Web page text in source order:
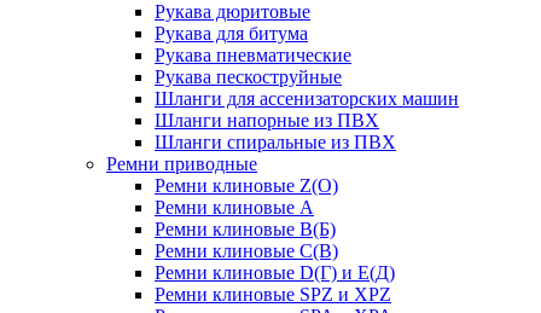
Рукава дюритовые
Рукава для битума
Рукава пневматические
Рукава пескоструйные
Шланги для ассенизаторских машин
Шланги напорные из ПВХ
Шланги спиральные из ПВХ
Ремни приводные
Ремни клиновые Z(О)
Ремни клиновые А
Ремни клиновые В(Б)
Ремни клиновые С(В)
Ремни клиновые D(Г) и Е(Д)
Ремни клиновые SPZ и XPZ